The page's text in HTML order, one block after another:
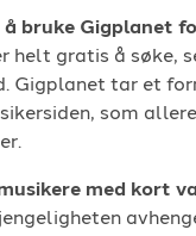
bruke Gigplanet
helt gratis å søke,
Gigplanet tar et
som
med kort